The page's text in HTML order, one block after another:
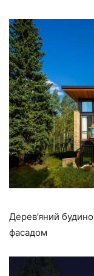
Дерев’яний
фасадом